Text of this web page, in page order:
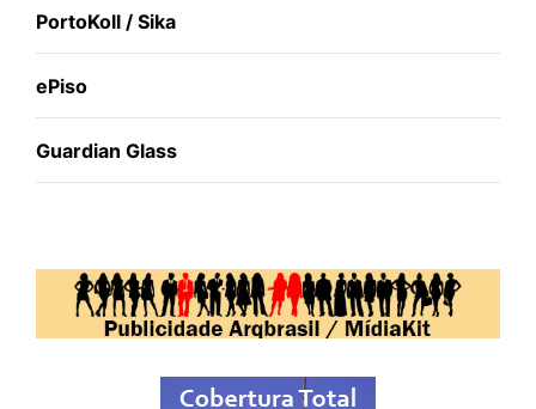
PortoKoll / Sika
ePiso
Guardian Glass